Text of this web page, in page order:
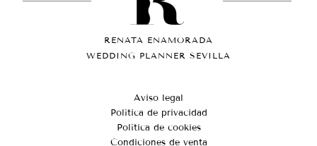
RENATA ENAMORADA
WEDDING PLANNER SEVILLA
Aviso legal
Política de privacidad
Política de cookies
Condiciones de venta